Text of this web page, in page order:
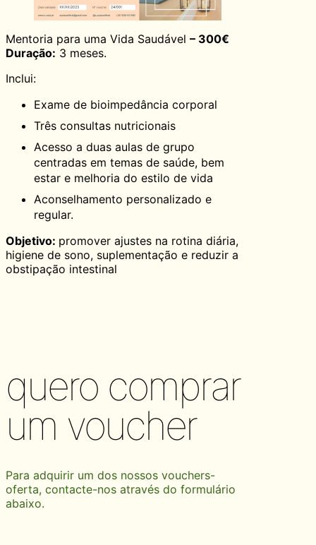
Mentoria para uma Vida Saudável – 300€
Duração: 3 meses.
Inclui:
Exame de bioimpedância corporal
Três consultas nutricionais
Acesso a duas aulas de grupo
centradas em temas de saúde, bem
estar e melhoria do estilo de vida
Aconselhamento personalizado e
regular.
Objetivo: promover ajustes na rotina diária,
higiene de sono, suplementação e reduzir a
obstipação intestinal
quero comprar
um voucher
Para adquirir um dos nossos vouchers-
oferta, contacte-nos através do formulário
abaixo.